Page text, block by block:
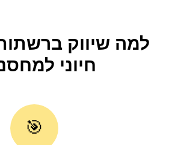
למה שיווק
חיוני ל
🎯